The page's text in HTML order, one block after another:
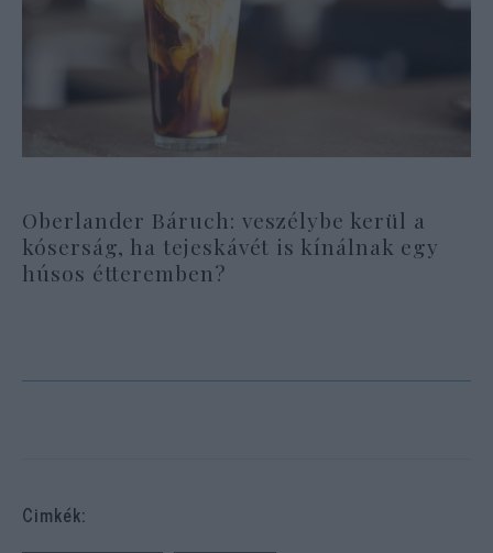
Oberlander Báruch: veszélybe kerül a
kóserság, ha tejeskávét is kínálnak egy
húsos étteremben?
Cimkék: